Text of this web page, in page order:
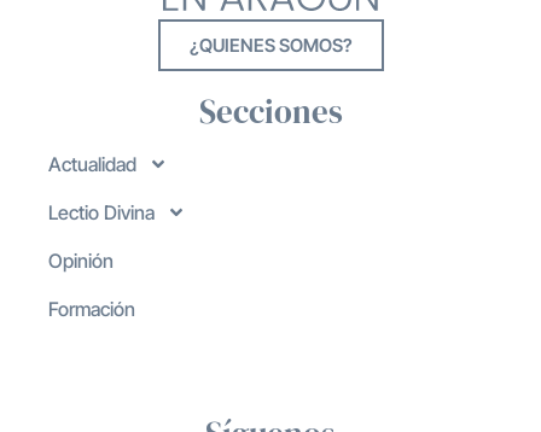
¿QUIENES SOMOS?
Secciones
Actualidad
Lectio Divina
Opinión
Formación